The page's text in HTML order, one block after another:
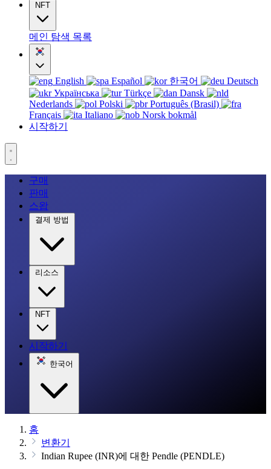
NFT
메인 탐색 목록
English Español 한국어
Deutsch
Українська
Türkçe
Dansk
Nederlands
Polski
Português (Brasil)
Français
Italiano
Norsk bokmål
시작하기
구매
판매
스왑
결제 방법
리소스
NFT
시작하기
한국어
홈
변환기
Indian Rupee (INR)에 대한 Pendle (PENDLE)